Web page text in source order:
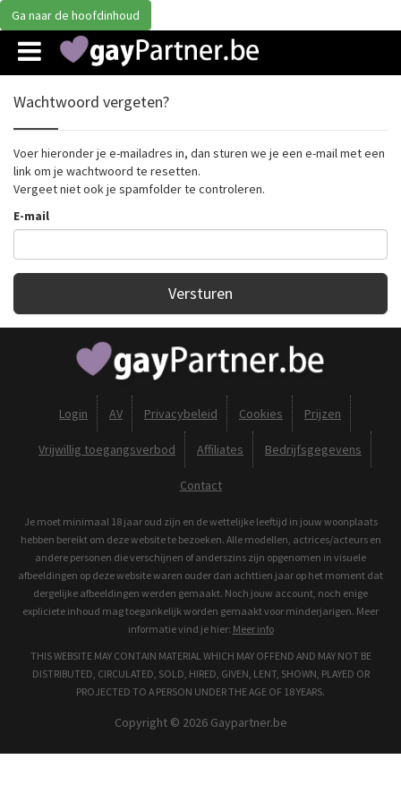
Ga naar de hoofdinhoud
Wachtwoord vergeten?
Voer hieronder je e-mailadres in, dan sturen we je een e-mail met een
link om je wachtwoord te resetten.
Vergeet niet ook je spamfolder te controleren.
E-mail
Versturen
Login AV Privacybeleid Cookies Prijzen
Vrijwillig toegangsverbod Affiliates Bedrijfsgegevens
Contact
Je moet minimaal 18 jaar oud zijn en de wettelijke leeftijd in jouw woonplaats
hebben bereikt om deze website te bezoeken. Alle modellen, actrices/acteurs en
andere personen die verschijnen of anderszins zijn opgenomen in visuele
afbeeldingen op deze website waren ouder dan achttien jaar op het moment dat
dergelijke afbeeldingen werden gemaakt. Noch jouw account, noch enige
expliciete inhoud mag toegankelijk worden gemaakt voor minderjarigen. Meer
informatie vind je hier: Meer info
THIS WEBSITE MAY CONTAIN MATERIAL WHICH MAY OFFEND AND MAY NOT BE
DISTRIBUTED, CIRCULATED, SOLD, HIRED, GIVEN, LENT, SHOWN, PLAYED OR
PROJECTED TO A PERSON UNDER THE AGE OF 18 YEARS.
Copyright © 2026 Gaypartner.be